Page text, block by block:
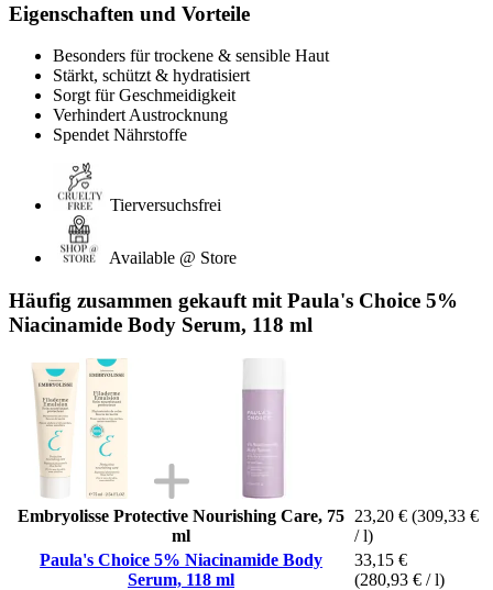
Eigenschaften und Vorteile
Besonders für trockene & sensible Haut
Stärkt, schützt & hydratisiert
Sorgt für Geschmeidigkeit
Verhindert Austrocknung
Spendet Nährstoffe
Tierversuchsfrei
Available @ Store
Häufig zusammen gekauft mit Paula's Choice 5%
Niacinamide Body Serum, 118 ml
Embryolisse Protective Nourishing Care, 75
ml
23,20 € (309,33 €
/ l)
Paula's Choice 5% Niacinamide Body
Serum, 118 ml
33,15 €
(280,93 € / l)